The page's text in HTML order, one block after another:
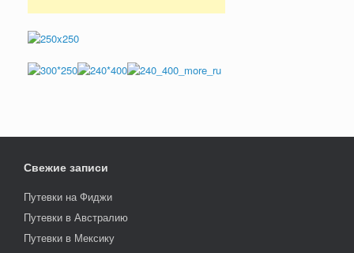
Свежие записи
Путевки на Фиджи
Путевки в Австралию
Путевки в Мексику